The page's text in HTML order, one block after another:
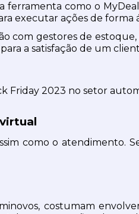
como o
executar ações de forma
gestores de
a satisfação de um
Friday 2023 no setor
como o
costumam